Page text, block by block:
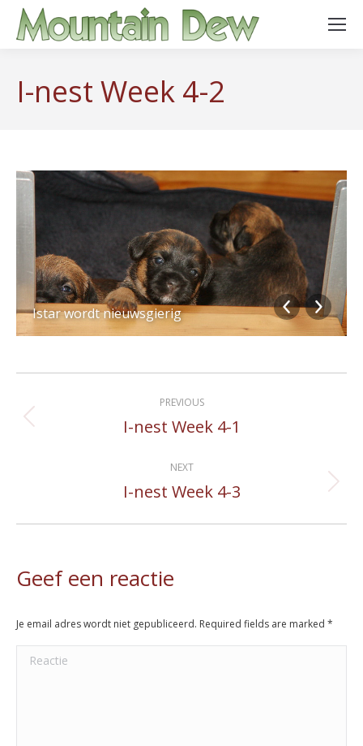
I-nest Week 4-2
Istar wordt nieuwsgierig
navigation
PREVIOUS
Previous
I-nest Week 4-1
NEXT
Next
I-nest Week 4-3
Geef een reactie
Je email adres wordt niet gepubliceerd. Required fields are marked *
Reactie